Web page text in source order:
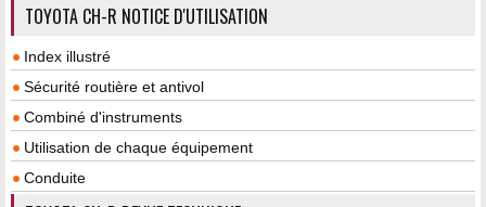
TOYOTA CH-R NOTICE D'UTILISATION
Index illustré
Sécurité routière et antivol
Combiné d'instruments
Utilisation de chaque équipement
Conduite